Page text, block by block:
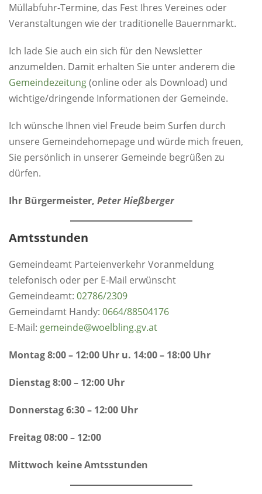
Müllabfuhr-Termine, das Fest Ihres Vereines oder
Veranstaltungen wie der traditionelle Bauernmarkt.
Ich lade Sie auch ein sich für den Newsletter
anzumelden. Damit erhalten Sie unter anderem die
Gemeindezeitung(online oder als Download) und
wichtige/dringende Informationen der Gemeinde.
Ich wünsche Ihnen viel Freude beim Surfen durch
unsere Gemeindehomepage und würde mich freuen,
Sie persönlich in unserer Gemeinde begrüßen zu
dürfen.
Ihr Bürgermeister, Peter Hießberger
Amtsstunden
Gemeindeamt Parteienverkehr Voranmeldung
telefonisch oder per E-Mail erwünscht
Gemeindeamt: 02786/2309
Gemeindamt Handy: 0664/88504176
E-Mail: gemeinde@woelbling.gv.at
Montag 8:00 – 12:00 Uhr u. 14:00 – 18:00 Uhr
Dienstag 8:00 – 12:00 Uhr
Donnerstag 6:30 – 12:00 Uhr
Freitag 08:00 – 12:00
Mittwoch keine Amtsstunden